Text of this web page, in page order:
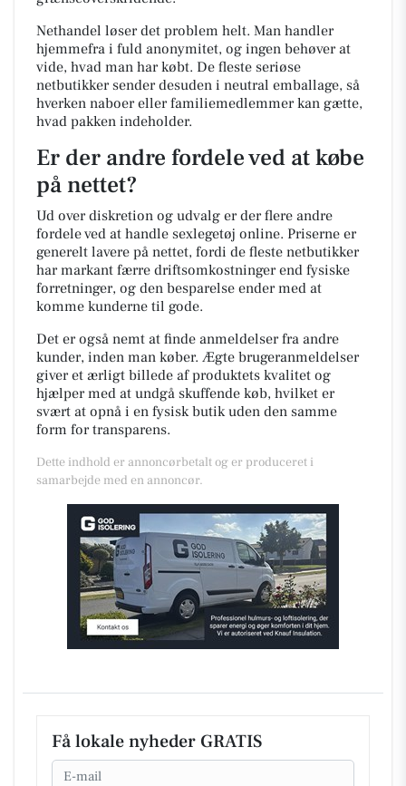
Nethandel løser det problem helt. Man handler
hjemmefra i fuld anonymitet, og ingen behøver at
vide, hvad man har købt. De fleste seriøse
netbutikker sender desuden i neutral emballage, så
hverken naboer eller familiemedlemmer kan gætte,
hvad pakken indeholder.
Er der andre fordele ved at købe
på nettet?
Ud over diskretion og udvalg er der flere andre
fordele ved at handle sexlegetøj online. Priserne er
generelt lavere på nettet, fordi de fleste netbutikker
har markant færre driftsomkostninger end fysiske
forretninger, og den besparelse ender med at
komme kunderne til gode.
Det er også nemt at finde anmeldelser fra andre
kunder, inden man køber. Ægte brugeranmeldelser
giver et ærligt billede af produktets kvalitet og
hjælper med at undgå skuffende køb, hvilket er
svært at opnå i en fysisk butik uden den samme
form for transparens.
Dette indhold er annoncørbetalt og er produceret i
samarbejde med en annoncør.
Få lokale nyheder GRATIS
Email